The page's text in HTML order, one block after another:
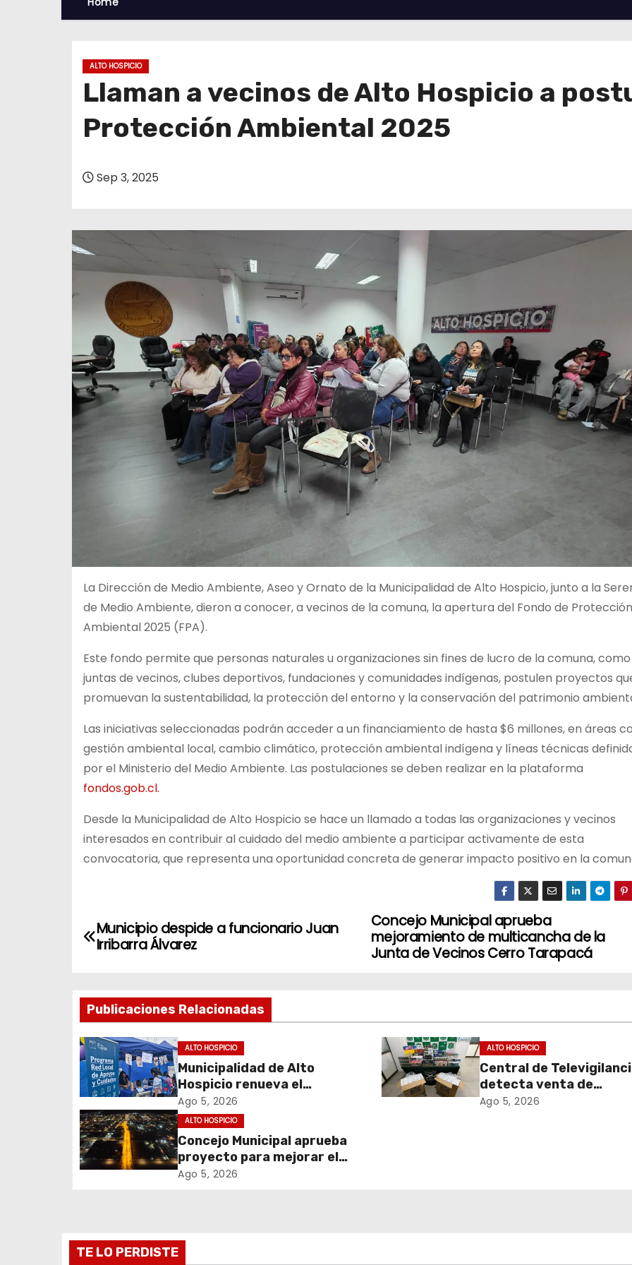
ALTO HOSPICIO
Llaman a vecinos de Alto Hospicio a
Protección Ambiental 2025
Sep 3, 2025
La Dirección de Medio Ambiente, Aseo y Ornato de la Municipalidad de Alto Hospicio, junto a la
de Medio Ambiente, dieron a conocer, a vecinos de la comuna, la apertura del Fondo de Protección
Ambiental 2025 (FPA).
Este fondo permite que personas naturales u organizaciones sin fines de lucro de la comuna, como
juntas de vecinos, clubes deportivos, fundaciones y comunidades indígenas, postulen proyectos
promuevan la sustentabilidad, la protección del entorno y la conservación del patrimonio
Las iniciativas seleccionadas podrán acceder a un financiamiento de hasta $6 millones, en áreas
gestión ambiental local, cambio climático, protección ambiental indígena y líneas técnicas
por el Ministerio del Medio Ambiente. Las postulaciones se deben realizar en la plataforma
fondos.gob.cl.
Desde la Municipalidad de Alto Hospicio se hace un llamado a todas las organizaciones y vecinos
interesados en contribuir al cuidado del medio ambiente a participar activamente de esta
convocatoria, que representa una oportunidad concreta de generar impacto positivo en la
N
e
g
a
c
i
ó
e
Concejo Municipal aprueba
mejoramiento de multicancha de la
Junta de Vecinos Cerro Tarapacá
Municipio despide a funcionario Juan
Irribarra Álvarez
Publicaciones Relacionadas
ALTO HOSPICIO
Municipalidad de Alto
Hospicio renueva el
Programa Red Local de
Apoyos y Cuidados
Ago 5, 2026
ALTO HOSPICIO
Central de
detecta venta de
cigarrillos de
Ago 5, 2026
ALTO HOSPICIO
Concejo Municipal aprueba
proyecto para mejorar el
alumbrado público del
Ago 5, 2026
TE LO PERDISTE